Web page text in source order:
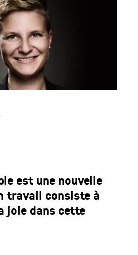
est une nouvelle
travail consiste à
joie dans cette